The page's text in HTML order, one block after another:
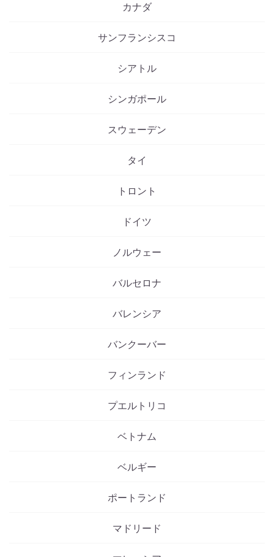
カナダ
サンフランシスコ
シアトル
シンガポール
スウェーデン
タイ
トロント
ドイツ
ノルウェー
バルセロナ
バレンシア
バンクーバー
フィンランド
プエルトリコ
ベトナム
ベルギー
ポートランド
マドリード